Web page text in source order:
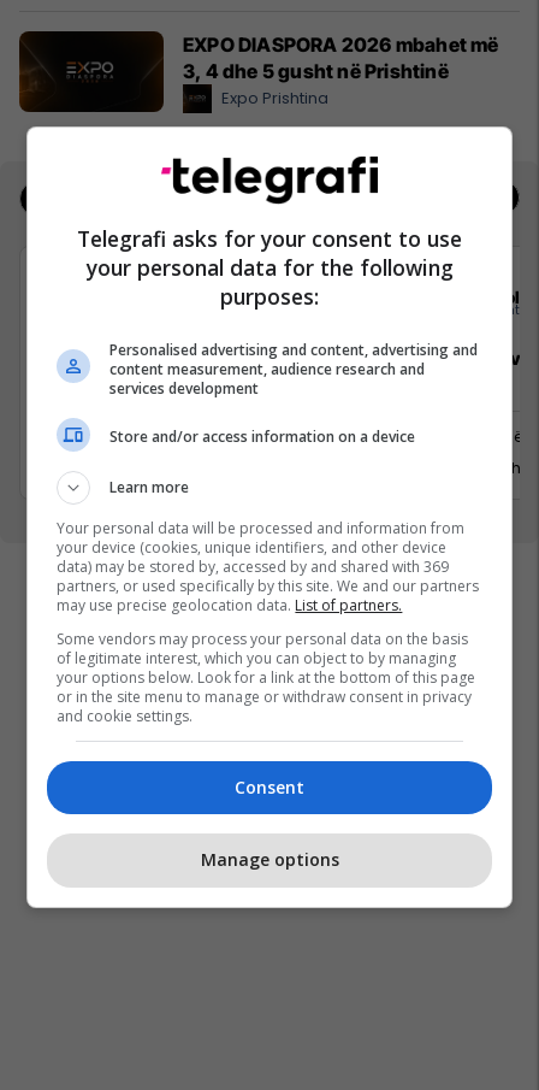
EXPO DIASPORA 2026 mbahet më
3, 4 dhe 5 gusht në Prishtinë
Expo Prishtina
Real Estate
Specialist Mishi (Kasap)
Ferizaj
3 Gusht 2026
Sales
Prishtinë
29 Gusht
Telegrafi asks for your consent to use
your personal data for the following
purposes:
Personalised advertising and content, advertising and
content measurement, audience research and
services development
Store and/or access information on a device
Learn more
Your personal data will be processed and information from
your device (cookies, unique identifiers, and other device
data) may be stored by, accessed by and shared with 369
partners, or used specifically by this site. We and our partners
may use precise geolocation data. List of partners.
Some vendors may process your personal data on the basis
of legitimate interest, which you can object to by managing
your options below. Look for a link at the bottom of this page
or in the site menu to manage or withdraw consent in privacy
and cookie settings.
Consent
Manage options